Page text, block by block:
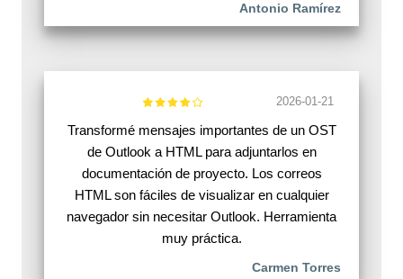
Antonio Ramírez
2026-01-21
Transformé mensajes importantes de un OST
de Outlook a HTML para adjuntarlos en
documentación de proyecto. Los correos
HTML son fáciles de visualizar en cualquier
navegador sin necesitar Outlook. Herramienta
muy práctica.
Carmen Torres